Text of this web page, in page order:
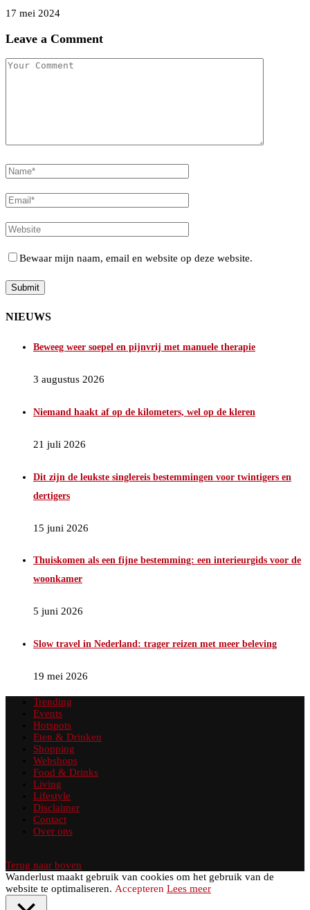
17 mei 2024
Leave a Comment
Bewaar mijn naam, email en website op deze website.
NIEUWS
Beweeg weer soepel en pijnvrij met manuele therapie
3 augustus 2026
Niemand haakt af op de kilometers, wel op de kleren
21 juli 2026
Dit zijn de leukste singlereis bestemmingen voor twintigers en
dertigers
15 juni 2026
Thuiskomen als een fijne bestemming: een interieurgids voor de
woonkamer
5 juni 2026
Slow travel in Nederland: trager reizen met meer beleving
19 mei 2026
Trending
Events
Hotspots
Eten & Drinken
Shopping
Webshops
Food & Drinks
Living
Lifestyle
Disclaimer
Contact
Over ons
Terug naar boven
Wanderlust maakt gebruik van cookies om het gebruik van de
website te optimaliseren. Accepteren Lees meer